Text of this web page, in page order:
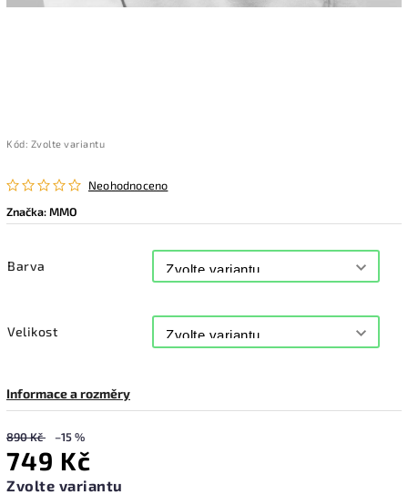
Kód: Zvolte variantu
Neohodnoceno
Značka:MMO
Barva
Velikost
Informace a rozměry
890 Kč –15 %
749 Kč
Zvolte variantu